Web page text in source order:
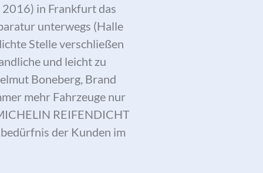
in Frankfurt das
unterwegs (Halle
Stelle verschließen
und leicht zu
Boneberg, Brand
mehr Fahrzeuge nur
REIFENDICHT
der Kunden im